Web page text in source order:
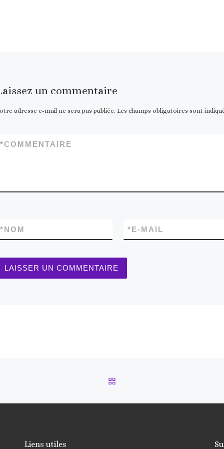
un commentaire
adresse e-mail ne sera pas publiée. Les champs obligatoires sont
COMMENTAIRE
*
NOM
* E-MAIL
*
Liens utiles